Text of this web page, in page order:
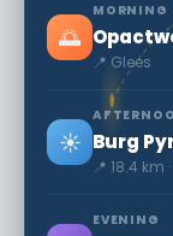
🌅
MORNING
📍 Glees
☀️ Burg
📍 18.4 km
EVENING